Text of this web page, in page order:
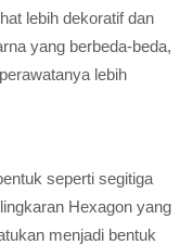
lebih dekoratif dan
yang berbeda-beda,
lebih
seperti segitiga
Hexagon yang
menjadi bentuk